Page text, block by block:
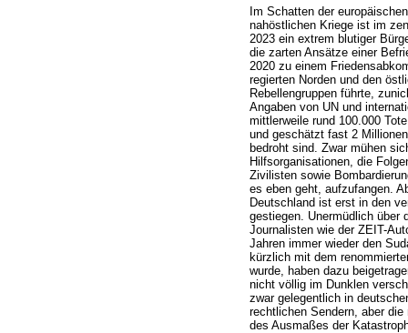
Im Schatten der
nahöstlichen Kriege ist im
2023 ein extrem blutiger
die zarten Ansätze einer
2020 zu einem
regierten Norden und den
Rebellengruppen führte,
Angaben von UN und
mittlerweile rund 100.000
und geschätzt fast 2
bedroht sind. Zwar mühen
Hilfsorganisationen, die
Zivilisten sowie
es eben geht, aufzufangen.
Deutschland ist erst in den
gestiegen. Unermüdlich über
Journalisten wie der ZEIT-
Jahren immer wieder den
kürzlich mit dem
wurde, haben dazu
nicht völlig im Dunklen
zwar gelegentlich in
rechtlichen Sendern, aber
des Ausmaßes der